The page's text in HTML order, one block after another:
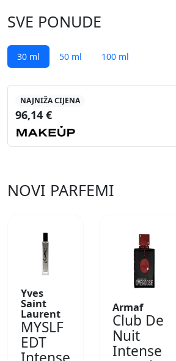
SVE PONUDE
30 ml 50 ml 100 ml
NAJNIŽA CIJENA
96,14 €
NOVI PARFEMI
Yves
Saint
Laurent
MYSLF
EDT
Armaf
Club De
Nuit
Intense